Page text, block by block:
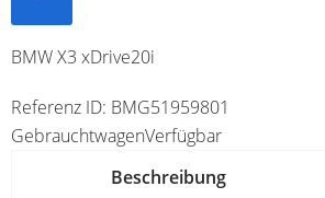
BMW X3 xDrive20i
Referenz ID: BMG51959801
GebrauchtwagenVerfügbar
Beschreibung